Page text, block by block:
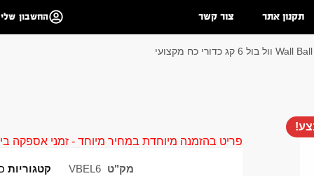
תקנון אתר צור קשר החשבון שלי
פריט בהזמנה מיוחדת במחיר מיוחד - זמני אספקה בין 40 ל 90 ימי עסקים צור קשר
מק"ט VBEL6 קטגוריות